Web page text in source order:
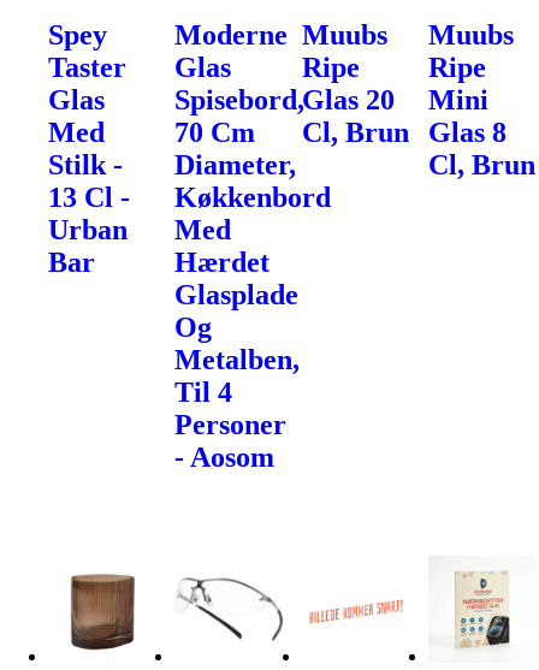
Spey
Taster
Glas
Med
Stilk -
13 Cl -
Urban
Bar
Moderne
Glas
Spisebord,
70 Cm
Diameter,
Køkkenbord
Med
Hærdet
Glasplade
Og
Metalben,
Til 4
Personer
- Aosom
Muubs
Ripe
Glas 20
Cl, Brun
Muubs
Ripe
Mini
Glas 8
Cl, Brun